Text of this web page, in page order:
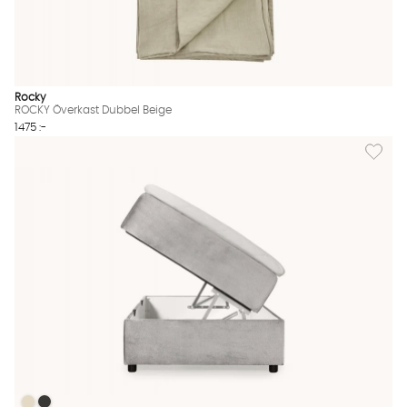
Rocky
ROCKY Överkast Dubbel Beige
1475 :-
Lägg